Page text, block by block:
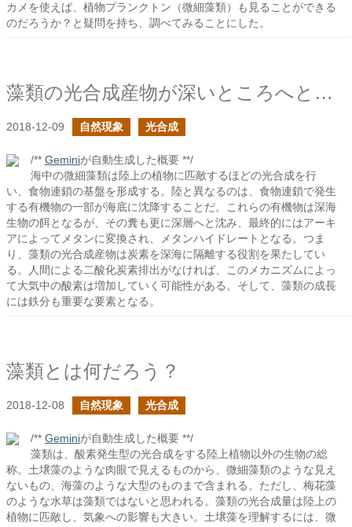
カメを使えば、植物プランクトン（微細藻類）も見ることができる
のだろうか？と疑問を持ち、調べてみることにした。
藻類の光合成産物が深いところへと沈降する
2018-12-09 自然現象 光合成
/** Geminiが自動生成した概要 **/
海中の微細藻類は陸上の植物に匹敵するほどの光合成を行
い、食物連鎖の基盤を形成する。陸と異なるのは、食物連鎖で発生
する有機物の一部が海底に沈降することだ。これらの有機物は深海
生物の餌となるが、その糞も更に深層へと沈み、最終的にはアーキ
アによってメタンに変換され、メタンハイドレートとなる。つま
り、藻類の光合成産物は炭素を深海に隔離する役割を果たしてい
る。人間による二酸化炭素排出がなければ、このメカニズムによっ
て大気中の酸素は増加していく可能性がある。そして、藻類の成長
には鉄分も重要な要素となる。
藻類とは何だろう？
2018-12-08 自然現象 光合成
/** Geminiが自動生成した概要 **/
藻類は、酸素発生型の光合成をする陸上植物以外の生物の総
称。土壌藻のような肉眼で見えるものから、微細藻類のような見え
ないもの、海藻のような大型のものまで含まれる。ただし、梅花藻
のような水草は藻類ではないと思われる。藻類の光合成量は陸上の
植物に匹敵し、気象への影響も大きい。土壌藻を理解するには、微